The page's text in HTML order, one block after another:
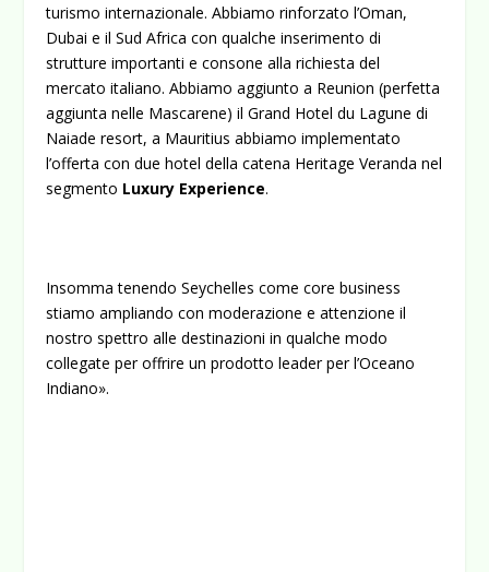
turismo internazionale. Abbiamo rinforzato l’Oman,
Dubai e il Sud Africa con qualche inserimento di
strutture importanti e consone alla richiesta del
mercato italiano. Abbiamo aggiunto a Reunion (perfetta
aggiunta nelle Mascarene) il Grand Hotel du Lagune di
Naiade resort, a Mauritius abbiamo implementato
l’offerta con due hotel della catena Heritage Veranda nel
segmento Luxury Experience.
Insomma tenendo Seychelles come core business
stiamo ampliando con moderazione e attenzione il
nostro spettro alle destinazioni in qualche modo
collegate per offrire un prodotto leader per l’Oceano
Indiano».